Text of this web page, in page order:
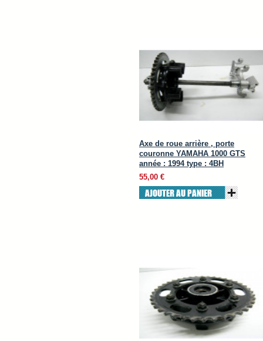
Axe de roue arrière , porte
couronne YAMAHA 1000 GTS
année : 1994 type : 4BH
55,00 €
AJOUTER AU PANIER